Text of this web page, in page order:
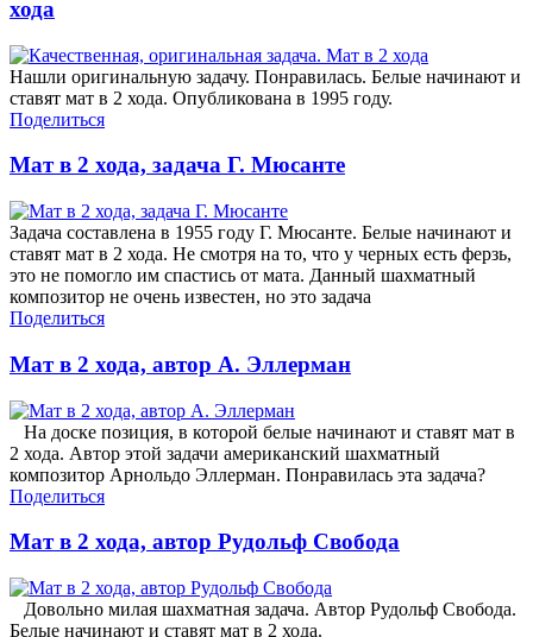
хода
Нашли оригинальную задачу. Понравилась. Белые начинают и
ставят мат в 2 хода. Опубликована в 1995 году.
Поделиться
Мат в 2 хода, задача Г. Мюсанте
Задача составлена в 1955 году Г. Мюсанте. Белые начинают и
ставят мат в 2 хода. Не смотря на то, что у черных есть ферзь,
это не помогло им спастись от мата. Данный шахматный
композитор не очень известен, но это задача
Поделиться
Мат в 2 хода, автор А. Эллерман
На доске позиция, в которой белые начинают и ставят мат в
2 хода. Автор этой задачи американский шахматный
композитор Арнольдо Эллерман. Понравилась эта задача?
Поделиться
Мат в 2 хода, автор Рудольф Свобода
Довольно милая шахматная задача. Автор Рудольф Свобода.
Белые начинают и ставят мат в 2 хода.